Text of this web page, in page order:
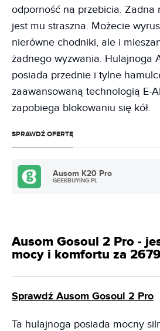
odporność na przebicia. Żadna
jest mu straszna. Możecie
nierówne chodniki, ale i
żadnego wyzwania. Hulajnoga
posiada przednie i tylne
zaawansowaną technologią E-
zapobiega blokowaniu się kół.
SPRAWDŹ OFERTĘ
Ausom K20 Pro
GEEKBUYING.PL
Ausom Gosoul 2 Pro -
mocy i komfortu za
Sprawdź Ausom Gosoul 2 Pro
Ta hulajnoga posiada mocny